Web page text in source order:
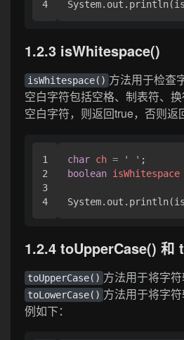
1.2.3 isWhitespace()
isWhitespace() 方法用于检查
空白字符包括空格、制表符、
空白字符，则返回true，否则返
1
2
3
char ch = ' '
boolean isWhitespace
1.2.4 toUpperCase() 和
toUpperCase() 方法用于将字符
toLowerCase() 方法用于将字
例如下：